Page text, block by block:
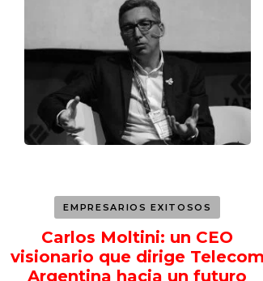
EMPRESARIOS EXITOSOS
Carlos Moltini: un CEO
visionario que dirige Telecom
Argentina hacia un futuro